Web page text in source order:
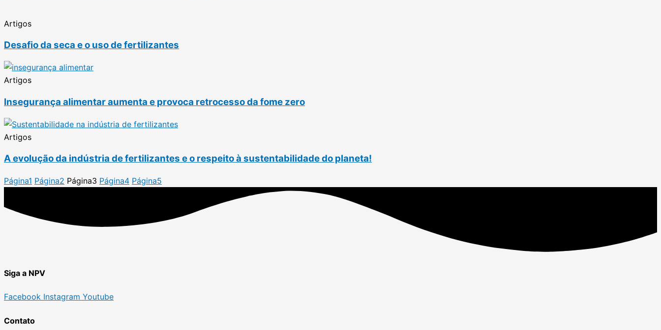
Artigos
Desafio da seca e o uso de fertilizantes
Artigos
Insegurança alimentar aumenta e provoca retrocesso da fome zero
Artigos
A evolução da indústria de fertilizantes e o respeito à sustentabilidade do planeta!
Página1 Página2 Página3 Página4 Página5
Siga a NPV
Facebook Instagram Youtube
Contato